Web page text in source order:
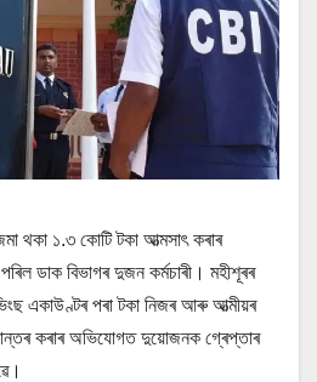
থকা ১.৩ কোটি টকা আত্মসাৎ কৰাৰ
ডাক বিভাগৰ দুজন কৰ্মচাৰী। মহীশূৰৰ
একাউণ্টৰ পৰা টকা নিজৰ আৰু আত্মীয়ৰ
কৰাৰ অভিযোগত দুয়োজনক গ্ৰেপ্তাৰ